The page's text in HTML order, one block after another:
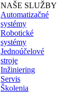
NAŠE SLUŽBY
Automatizačné
systémy
Robotické
systémy
Jednoúčelové
stroje
Inžiniering
Servis
Školenia